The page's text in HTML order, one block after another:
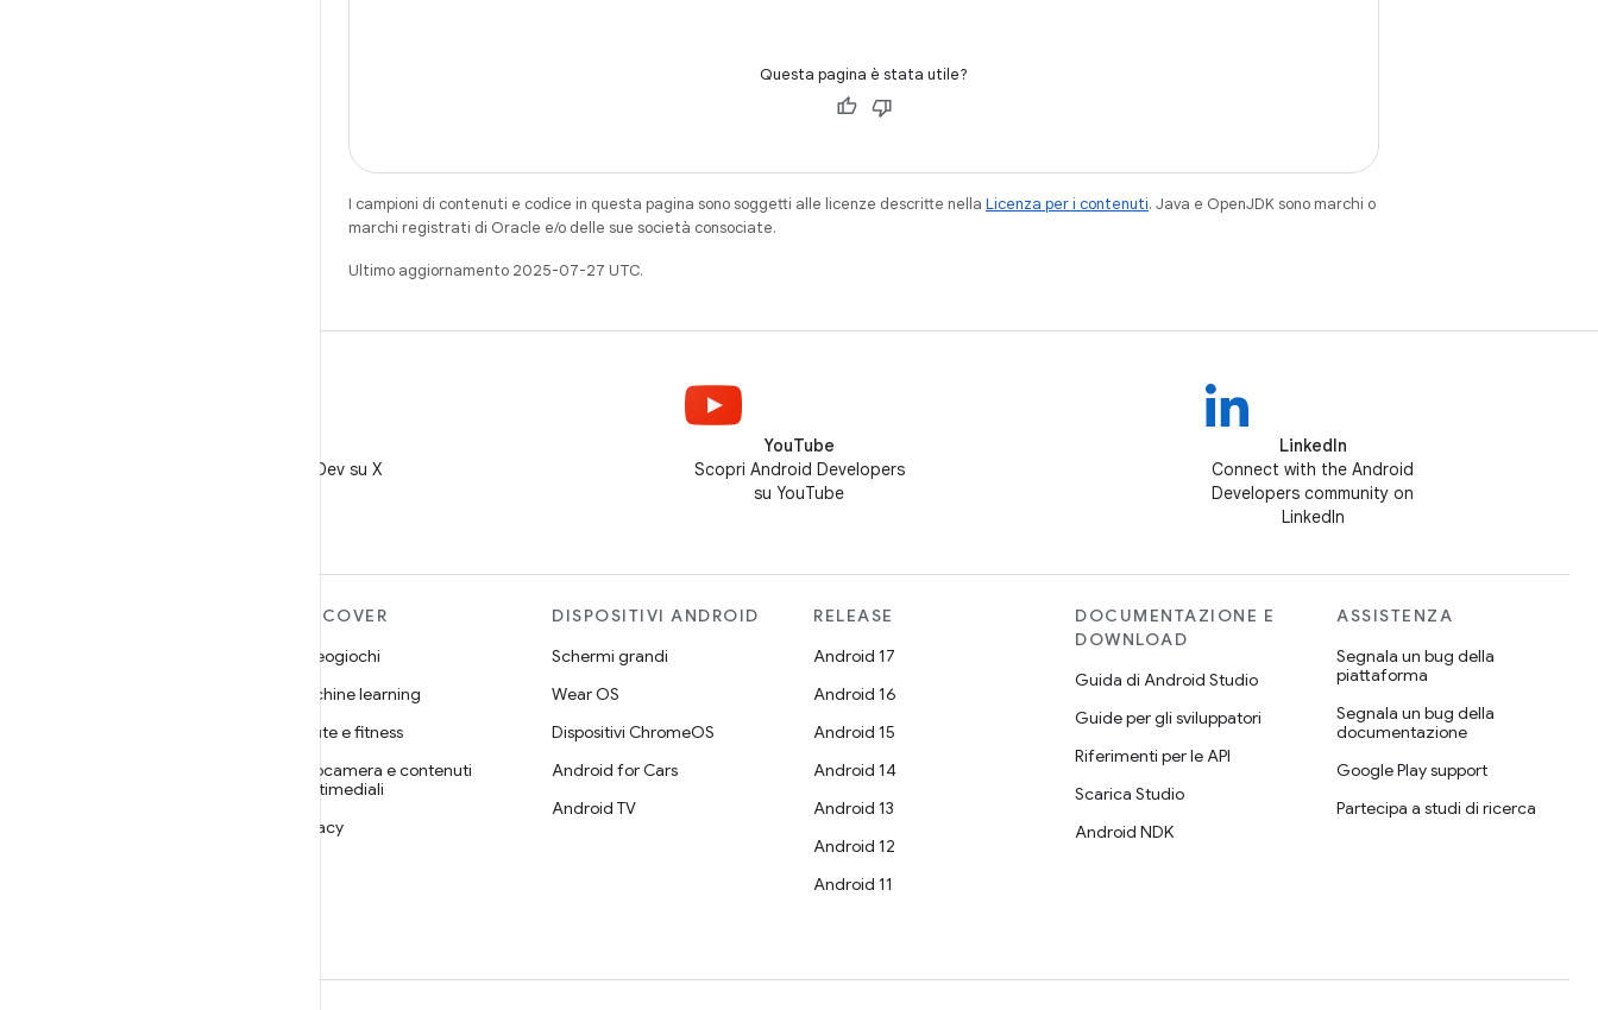
Questa pagina è stata utile?
I campioni di contenuti e codice in questa pagina sono soggetti alle licenze descritte nella Licenza per i contenuti. Java e OpenJDK sono marchi o
marchi registrati di Oracle e/o delle sue società consociate.
Ultimo aggiornamento 2025-07-27 UTC.
Segui @AndroidDev su X
YouTube
Scopri Android Developers
su YouTube
LinkedIn
Connect with the Android
Developers community on
LinkedIn
DISCOVER
Videogiochi
Machine learning
Salute e fitness
Fotocamera e contenuti
multimediali
Privacy
DISPOSITIVI ANDROID
Schermi grandi
Wear OS
Dispositivi ChromeOS
Android for Cars
Android TV
RELEASE
Android 17
Android 16
Android 15
Android 14
Android 13
Android 12
Android 11
DOCUMENTAZIONE E
DOWNLOAD
Guida di Android Studio
Guide per gli sviluppatori
Riferimenti per le API
Scarica Studio
Android NDK
ASSISTENZA
Segnala un bug della
piattaforma
Segnala un bug della
documentazione
Google Play support
Partecipa a studi di ricerca